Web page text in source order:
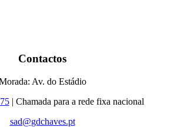
Contactos
Av. do Estádio
| Chamada para a rede fixa nacional
sad@gdchaves.pt